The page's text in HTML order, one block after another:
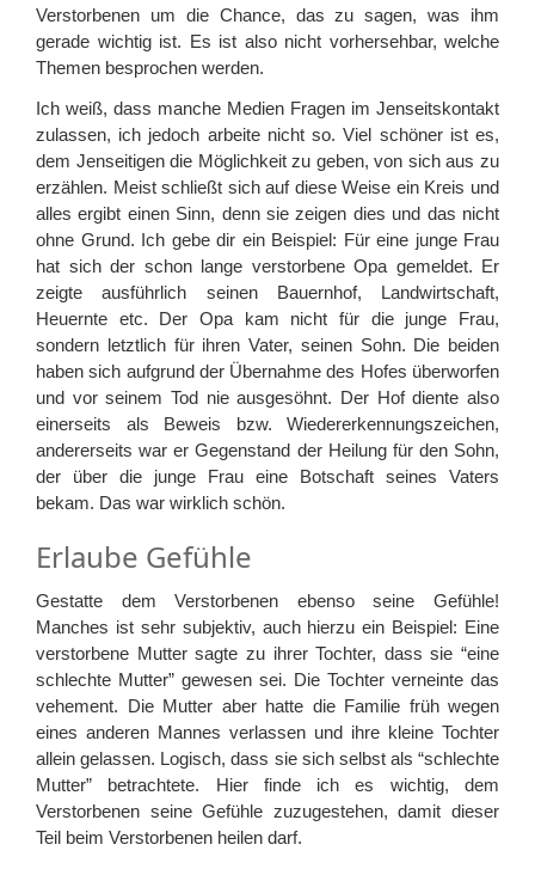
Verstorbenen um die Chance, das zu sagen, was ihm
gerade wichtig ist. Es ist also nicht vorhersehbar, welche
Themen besprochen werden.
Ich weiß, dass manche Medien Fragen im Jenseitskontakt
zulassen, ich jedoch arbeite nicht so. Viel schöner ist es,
dem Jenseitigen die Möglichkeit zu geben, von sich aus zu
erzählen. Meist schließt sich auf diese Weise ein Kreis und
alles ergibt einen Sinn, denn sie zeigen dies und das nicht
ohne Grund. Ich gebe dir ein Beispiel: Für eine junge Frau
hat sich der schon lange verstorbene Opa gemeldet. Er
zeigte ausführlich seinen Bauernhof, Landwirtschaft,
Heuernte etc. Der Opa kam nicht für die junge Frau,
sondern letztlich für ihren Vater, seinen Sohn. Die beiden
haben sich aufgrund der Übernahme des Hofes überworfen
und vor seinem Tod nie ausgesöhnt. Der Hof diente also
einerseits als Beweis bzw. Wiedererkennungszeichen,
andererseits war er Gegenstand der Heilung für den Sohn,
der über die junge Frau eine Botschaft seines Vaters
bekam. Das war wirklich schön.
Erlaube Gefühle
Gestatte dem Verstorbenen ebenso seine Gefühle!
Manches ist sehr subjektiv, auch hierzu ein Beispiel: Eine
verstorbene Mutter sagte zu ihrer Tochter, dass sie “eine
schlechte Mutter” gewesen sei. Die Tochter verneinte das
vehement. Die Mutter aber hatte die Familie früh wegen
eines anderen Mannes verlassen und ihre kleine Tochter
allein gelassen. Logisch, dass sie sich selbst als “schlechte
Mutter” betrachtete. Hier finde ich es wichtig, dem
Verstorbenen seine Gefühle zuzugestehen, damit dieser
Teil beim Verstorbenen heilen darf.